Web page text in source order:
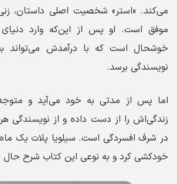
می‌کند. «استر» شخصیت اصلی داستان، زنی
موفق است. او پس از این‌که وارد
خوشحال است که با درآمدش می‌تواند
نویسندگی برسد.
اما پس از مدتی به خود می‌آید و
زندگی‌اش را از دست داده و از نویسندگی
در شرف افسردگی است. سیلویا پلات یک
خودکشی کرد و به نوعی این کتاب شرح